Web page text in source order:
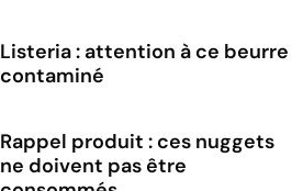
Listeria : attention à ce beurre
contaminé
Rappel produit : ces nuggets
ne doivent pas être